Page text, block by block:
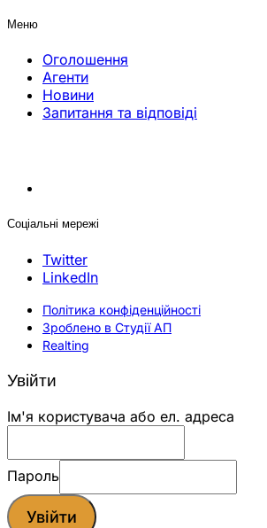
Меню
Оголошення
Агенти
Новини
Запитання та відповіді
Соціальні мережі
Twitter
LinkedIn
Політика конфіденційності
Зроблено в Студії АП
Realting
Увійти
Ім'я користувача або ел. адреса
Пароль
Увійти